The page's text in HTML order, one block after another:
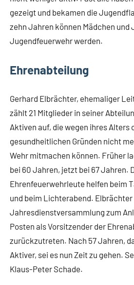
gezeigt und bekamen die
zehn Jahren können Mädchen und
Jugendfeuerwehr werden.
Ehrenabteilung
Gerhard Elbrächter, ehemaliger
zählt 21 Mitglieder in seiner
Aktiven auf, die wegen ihres Alters
gesundheitlichen Gründen nicht
Wehr mitmachen können. Früher
bei 60 Jahren, jetzt bei 67 Jahren.
Ehrenfeuerwehrleute helfen beim
und beim Lichterabend. Elbrächter
Jahresdienstversammlung zum
Posten als Vorsitzender der
zurückzutreten. Nach 57 Jahren,
Aktiver, sei es nun Zeit zu gehen.
Klaus-Peter Schade.